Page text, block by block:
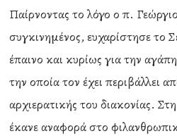
Παίρνοντας το λόγο ο π.
συγκινημένος, ευχαρίστησε το
έπαινο και κυρίως για την
την οποία τον έχει περιβάλλει
αρχιερατικής του διακονίας.
έκανε αναφορά στο